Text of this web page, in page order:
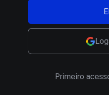
Primeiro